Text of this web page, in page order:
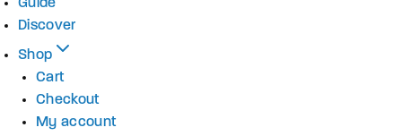
Guide
Discover
Shop
Cart
Checkout
My account